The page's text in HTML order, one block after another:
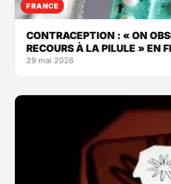
FRANCE
CONTRACEPTION : « ON
RECOURS À LA PILULE » EN
29 mai 2026